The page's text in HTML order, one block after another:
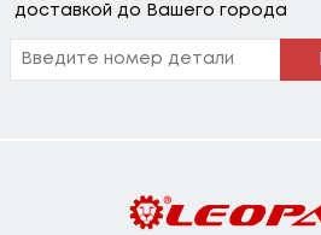
доставкой до Вашего города